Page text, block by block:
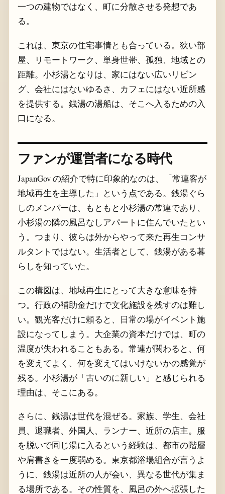
一つの建物ではなく、町に分散させる発想であ
る。
これは、東京の住宅事情とも合っている。狭い部
屋、リモートワーク、単身世帯、孤独、地域との
距離。小杉湯となりは、家にはない広いリビン
グ、会社にはないゆるさ、カフェにはない近所感
を提供する。銭湯の湯船は、そこへ入るための入
口になる。
ファンが運営者になる時代
JapanGov の紹介で特に印象的なのは、「常連客が
地域再生を主導した」という点である。銭湯ぐら
しのメンバーは、もともと小杉湯の常連であり、
小杉湯の隣の風呂なしアパートに住んでいたとい
う。つまり、彼らは外からやって来た再生コンサ
ルタントではない。生活者として、銭湯がある暮
らしを知っていた。
この構図は、地域再生にとって大きな意味を持
つ。行政の補助金だけで文化施設を残すのは難し
い。観光客だけに頼ると、日常の場がイベント施
設になってしまう。大企業の資本だけでは、町の
温度が失われることもある。常連が関わると、何
を変えてよく、何を変えてはいけないかの感覚が
残る。小杉湯が「古いのに新しい」と感じられる
理由は、そこにある。
さらに、銭湯は世代を混ぜる。家族、学生、会社
員、退職者、外国人、ランナー、近所の店主。服
を脱いで同じ湯に入るという経験は、都市の階層
や肩書きを一度弱める。東京都浴場組合が言うよ
うに、銭湯は近所の人が会い、異なる世代が集ま
る場所である。その性質を、風呂の外へ拡張した